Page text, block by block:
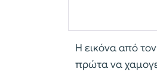
Η εικόνα από
πρώτα να